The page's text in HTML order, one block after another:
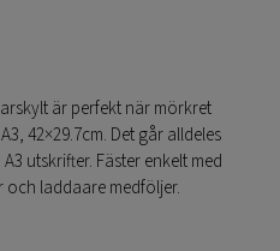
är perfekt när mörkret
42×29.7cm. Det går alldeles
utskrifter. Fäster enkelt med
och laddaare medföljer.